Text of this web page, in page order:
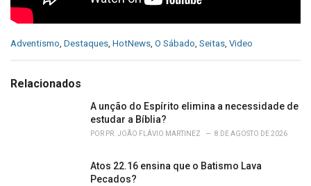
C
e
Adventismo, Destaques, HotNews, O Sábado, Seitas, Video
Relacionados
A unção do Espírito elimina a necessidade de
estudar a Bíblia?
POR PR. JOÃO FLÁVIO MARTINEZ 8 DE AGOSTO DE 2026
Atos 22.16 ensina que o Batismo Lava
Pecados?